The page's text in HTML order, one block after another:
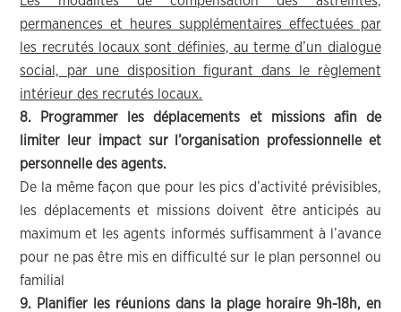
permanences et heures supplémentaires effectuées par
les recrutés locaux sont définies, au terme d’un dialogue
social, par une disposition figurant dans le règlement
intérieur des recrutés locaux.
8. Programmer les déplacements et missions afin de
limiter leur impact sur l’organisation professionnelle et
personnelle des agents.
De la même façon que pour les pics d’activité prévisibles,
les déplacements et missions doivent être anticipés au
maximum et les agents informés suffisamment à l’avance
pour ne pas être mis en difficulté sur le plan personnel ou
familial
9. Planifier les réunions dans la plage horaire 9h-18h, en